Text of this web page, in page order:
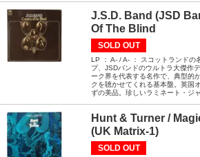
J.S.D. Band (JSD
Of The Blind
SOLD OUT
LP ： A- / A- ： スコットランドの
プ、JSDバンドのウルトラ大傑作
ーク界を代表する名作で、典型的
クを聴かせてくれる基本盤。英国
ずの美品。珍しいラミネート・ジャ
Hunt & Turner /
(UK Matrix-1)
SOLD OUT